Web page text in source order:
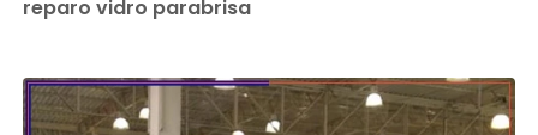
reparo vidro parabrisa